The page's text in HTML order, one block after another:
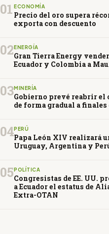
01 ECONOMÍA
Precio del oro supera
exporta con descuento
02 ENERGÍA
Gran Tierra Energy
Ecuador y Colombia a
03MINERÍA
Gobierno prevé reabrir el
de forma gradual a finales
04PERÚ
Papa León XIV realizará
Uruguay, Argentina y
05 POLÍTICA
Congresistas de EE. UU.
a Ecuador el estatus de
Extra-OTAN